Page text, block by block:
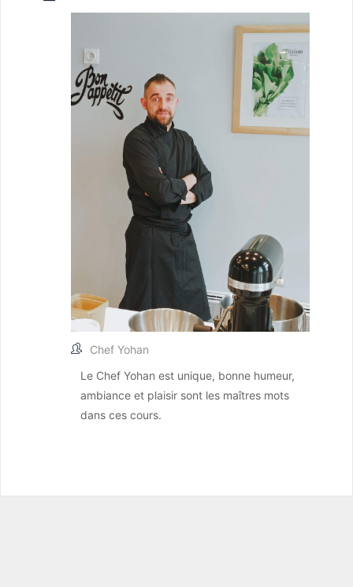
Chef Yohan
Le Chef Yohan est unique, bonne humeur,
ambiance et plaisir sont les maîtres mots
dans ces cours.